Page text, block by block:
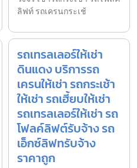
ลิฟท์ รถเครนกระเช้
รถเทรลเลอร์ให้เช่า
ดินแดง บริการรถ
เครนให้เช่า รถกระเช้า
ให้เช่า รถเฮี้ยบให้เช่า
รถเทรลเลอร์ให้เช่า รถ
โฟลค์ลิฟต์รับจ้าง รถ
เอ็กซ์ลิฟทรับจ้าง
ราคาถูก